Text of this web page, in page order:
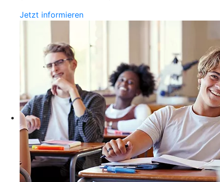
Jetzt informieren